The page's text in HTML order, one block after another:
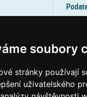
soubory
stránky používají
uživatelského
(více